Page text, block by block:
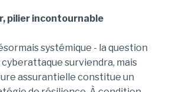
pilier incontournable
systémique - la question
surviendra, mais
assurantielle constitue un